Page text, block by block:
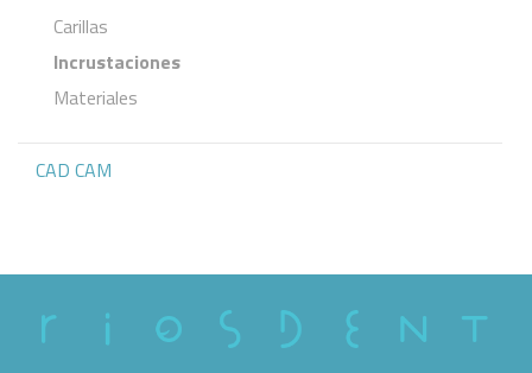
Carillas
Incrustaciones
Materiales
CAD CAM